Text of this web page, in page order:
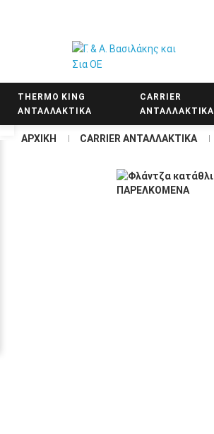
THERMO KING
ΑΝΤΑΛΛΑΚΤΙΚΑ
CARRIER
ΑΝΤΑΛΛΑΚΤΙΚΑ
ΑΡΧΙΚΗ CARRIER ΑΝΤΑΛΛΑΚΤΙΚΑ
Προσβασιμότητα